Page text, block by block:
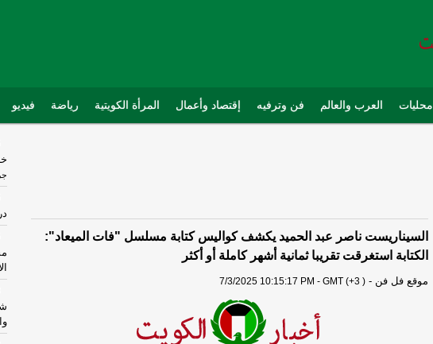
محليات العرب والعالم فن وترفيه إقتصاد وأعمال المرأة الكويتية رياضة فيديو
السيناريست ناصر عبد الحميد يكشف كواليس كتابة مسلسل "فات الميعاد":
الكتابة استغرقت تقريبا ثمانية أشهر كاملة أو أكثر
موقع فل فن -
7/3/2025 10:15:17 PM - GMT (+3 )